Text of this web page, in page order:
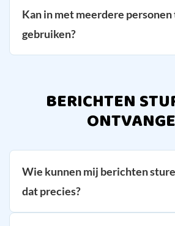
Kan in met meerdere
gebruiken?
BERICHTEN
Wie kunnen mij berichten
dat precies?